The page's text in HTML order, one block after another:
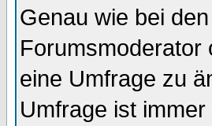
Genau wie bei
Forumsmoderator
eine Umfrage zu
Umfrage ist